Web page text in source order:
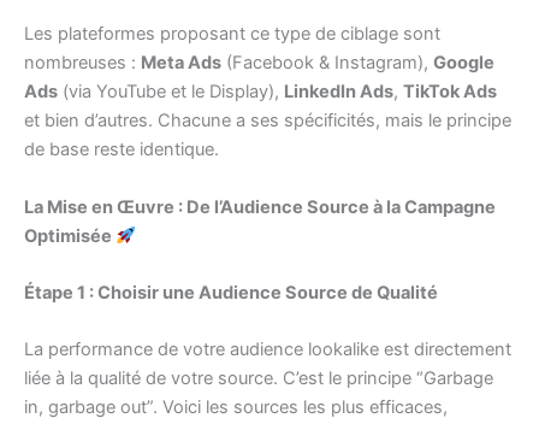
Les plateformes proposant ce type de ciblage sont
nombreuses : Meta Ads (Facebook & Instagram), Google
Ads (via YouTube et le Display), LinkedIn Ads, TikTok Ads
et bien d’autres. Chacune a ses spécificités, mais le principe
de base reste identique.
La Mise en Œuvre : De l’Audience Source à la Campagne
Optimisée
Étape 1 : Choisir une Audience Source de Qualité
La performance de votre audience lookalike est directement
liée à la qualité de votre source. C’est le principe “Garbage
in, garbage out”. Voici les sources les plus efficaces,